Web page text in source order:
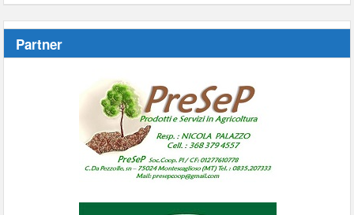
Partner